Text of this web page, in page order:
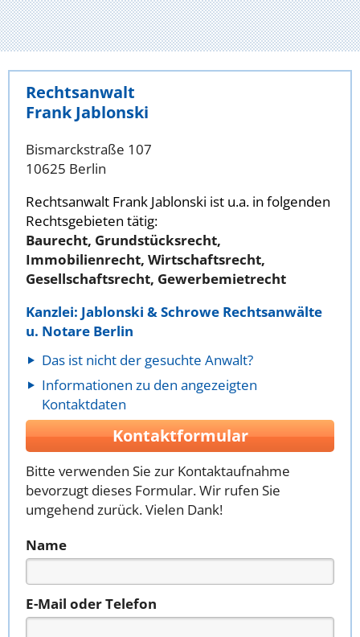
Rechtsanwalt
Frank Jablonski
Bismarckstraße 107
10625 Berlin
Rechtsanwalt Frank Jablonski ist u.a. in folgenden
Rechtsgebieten tätig:
Baurecht, Grundstücksrecht,
Immobilienrecht, Wirtschaftsrecht,
Gesellschaftsrecht, Gewerbemietrecht
Kanzlei: Jablonski & Schrowe Rechtsanwälte
u. Notare Berlin
Das ist nicht der gesuchte Anwalt?
Informationen zu den angezeigten
Kontaktdaten
Kontaktformular
Bitte verwenden Sie zur Kontaktaufnahme
bevorzugt dieses Formular. Wir rufen Sie
umgehend zurück. Vielen Dank!
Name
E-Mail oder Telefon